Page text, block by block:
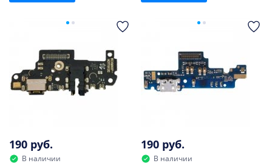
190 руб.
В наличии
190 руб.
В наличии